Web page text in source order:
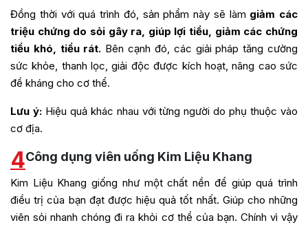
Đồng thời với quá trình đó, sản phẩm này sẽ làm giảm các
triệu chứng do sỏi gây ra, giúp lợi tiểu, giảm các chứng
tiểu khó, tiểu rát. Bên cạnh đó, các giải pháp tăng cường
sức khỏe, thanh lọc, giải độc được kích hoạt, nâng cao sức
đề kháng cho cơ thể.
Lưu ý: Hiệu quả khác nhau với từng người do phụ thuộc vào
cơ địa.
4Công dụng viên uống Kim Liệu Khang
Kim Liệu Khang giống như một chất nền để giúp quá trình
điều trị của bạn đạt được hiệu quả tốt nhất. Giúp cho những
viên sỏi nhanh chóng đi ra khỏi cơ thể của bạn. Chính vì vậy